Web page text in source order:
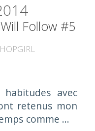
Follow #5
habitudes avec
retenus mon
comme ...